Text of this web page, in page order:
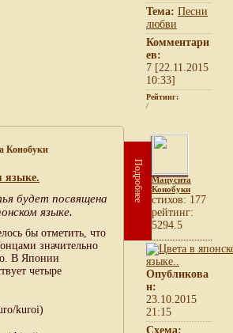
Тема: Песни
любви
Комментари
ев:
7 [22.11.2015
10:33]
Рейтинг:
/
Конобуки
языке.
будет посвящена
языке.
бы отметить, что
значительно
В Японии
четыре
kuroi)
Подробнее
Мацусита
Конобуки
cтихов: 177
рейтинг:
5294.5
Опубликова
н:
23.10.2015
21:15
Схема: